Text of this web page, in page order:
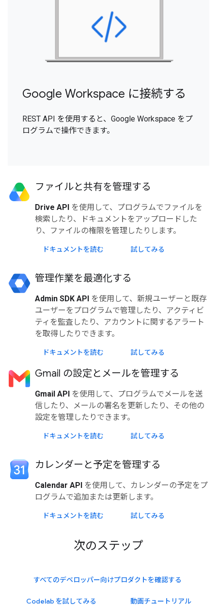
Google Workspace に接続する
REST API を使用すると、Google Workspace をプ
ログラムで操作できます。
ファイルと共有を管理する
Drive API を使用して、プログラムでファイルを
検索したり、ドキュメントをアップロードした
り、ファイルの権限を管理したりします。
ドキュメントを読む 試してみる
管理作業を最適化する
Admin SDK API を使用して、新規ユーザーと既存
ユーザーをプログラムで管理したり、アクティビ
ティを監査したり、アカウントに関するアラート
を取得したりできます。
ドキュメントを読む 試してみる
Gmail の設定とメールを管理する
Gmail API を使用して、プログラムでメールを送
信したり、メールの署名を更新したり、その他の
設定を管理したりできます。
ドキュメントを読む 試してみる
カレンダーと予定を管理する
Calendar API を使用して、カレンダーの予定をプ
ログラムで追加または更新します。
ドキュメントを読む 試してみる
次のステップ
すべてのデベロッパー向けプロダクトを確認する
Codelab を試してみる 動画チュートリアル